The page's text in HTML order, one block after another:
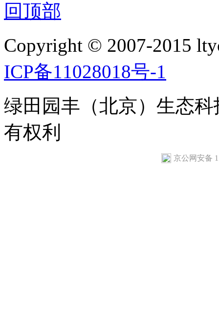
回顶部
Copyright © 2007-2015
ICP备11028018号-1
绿田园丰（北京）生态
有权利
京公网安备